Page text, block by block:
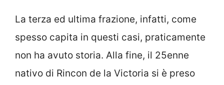
La terza ed ultima frazione, infatti, come
spesso capita in questi casi, praticamente
non ha avuto storia. Alla fine, il 25enne
nativo di Rincon de la Victoria si è preso